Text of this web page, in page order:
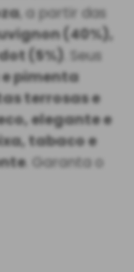
, a partir das
(40%),
(5%) . Seus
pimenta
terrosas e
elegante e
tabaco e
. Garanta o